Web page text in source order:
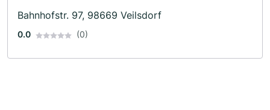
Bahnhofstr. 97, 98669 Veilsdorf
0.0 (0)